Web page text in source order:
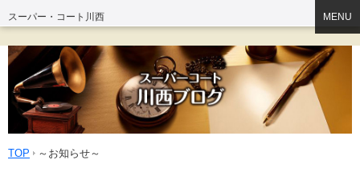
スーパー・コート川西 MENU
TOP ～お知らせ～